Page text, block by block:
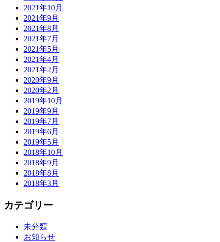
2021年10月
2021年9月
2021年8月
2021年7月
2021年5月
2021年4月
2021年2月
2020年9月
2020年2月
2019年10月
2019年9月
2019年7月
2019年6月
2019年5月
2018年10月
2018年9月
2018年8月
2018年3月
カテゴリー
未分類
お知らせ